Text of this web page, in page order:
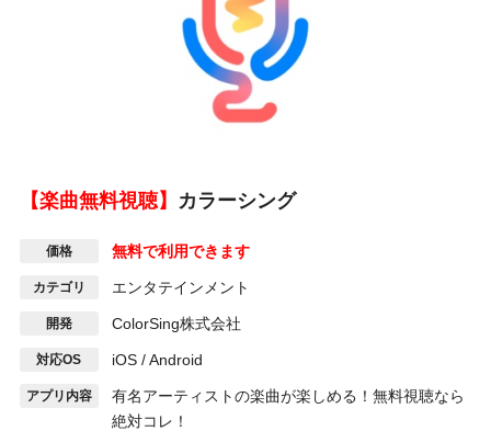
【楽曲無料視聴】 カラーシング
価格 無料で利用できます
カテゴリ エンタテインメント
開発 ColorSing株式会社
対応OS iOS / Android
アプリ内容
有名アーティストの楽曲が楽しめる！無料視聴なら
絶対コレ！